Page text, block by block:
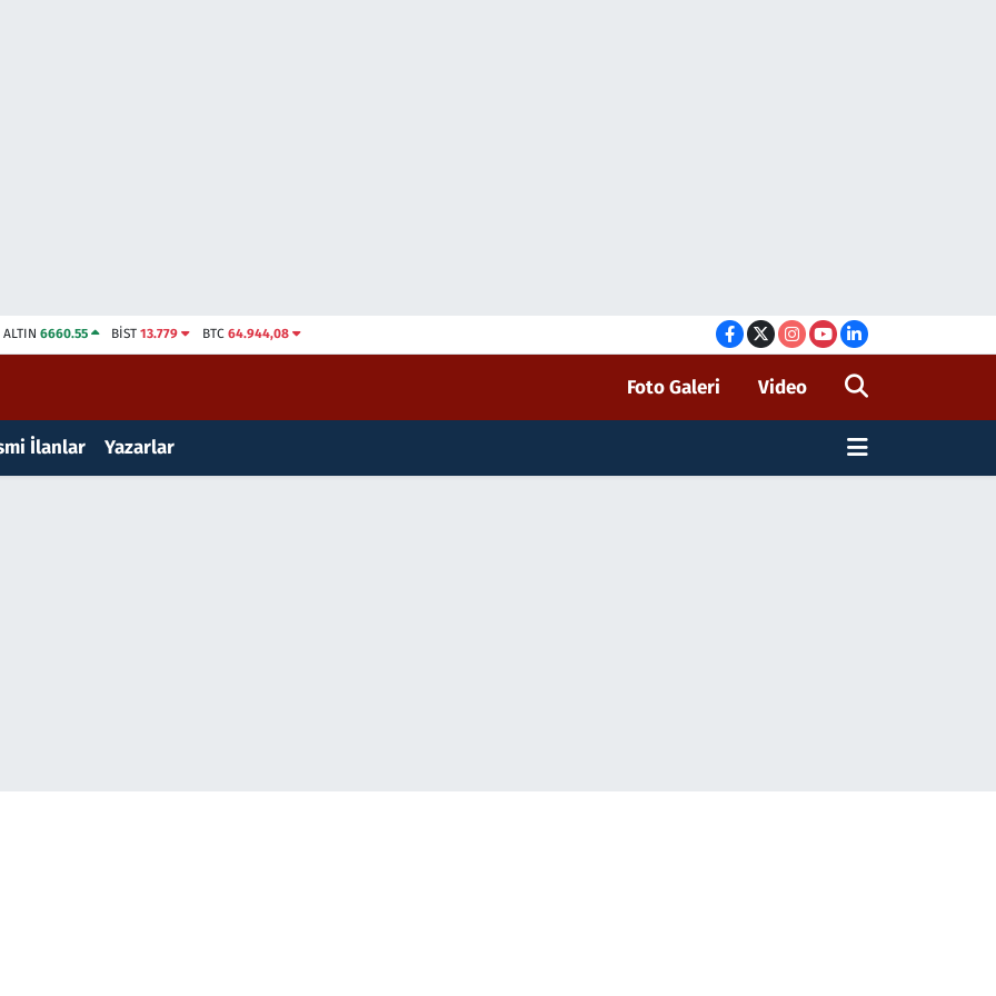
ALTIN 6660.55 BİST13.779 BTC 64.944,08
Foto Galeri Video
İlanlar Yazarlar